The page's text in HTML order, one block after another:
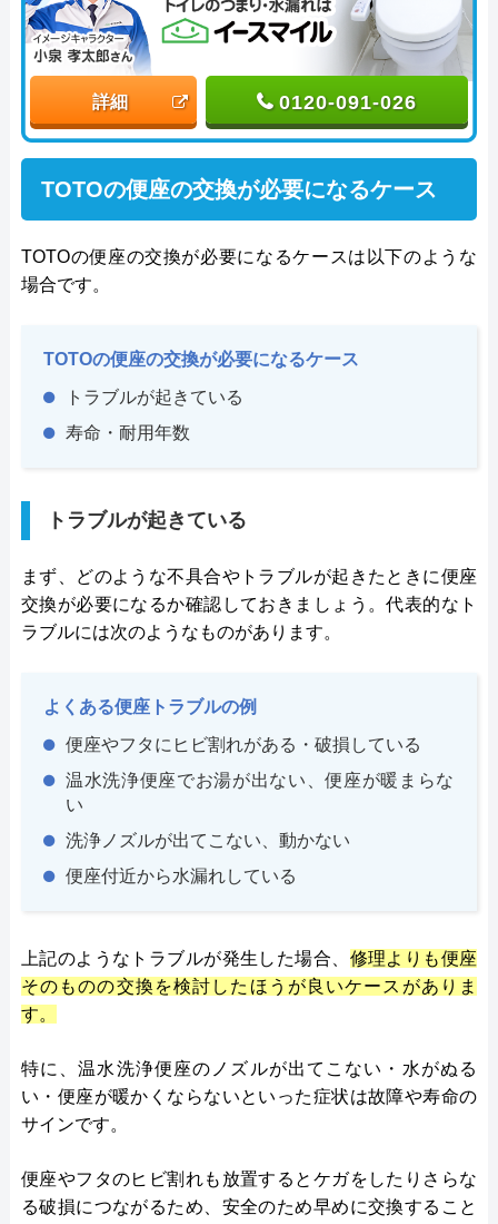
詳細 0120-091-026
TOTOの便座の交換が必要になるケース
TOTOの便座の交換が必要になるケースは以下のような
場合です。
TOTOの便座の交換が必要になるケース
トラブルが起きている
寿命・耐用年数
トラブルが起きている
まず、どのような不具合やトラブルが起きたときに便座
交換が必要になるか確認しておきましょう。代表的なト
ラブルには次のようなものがあります。
よくある便座トラブルの例
便座やフタにヒビ割れがある・破損している
温水洗浄便座でお湯が出ない、便座が暖まらな
い
洗浄ノズルが出てこない、動かない
便座付近から水漏れしている
上記のようなトラブルが発生した場合、 修理よりも便座
そのものの交換を検討したほうが良いケースがありま
す。
特に、温水洗浄便座のノズルが出てこない・水がぬる
い・便座が暖かくならないといった症状は故障や寿命の
サインです。
便座やフタのヒビ割れも放置するとケガをしたりさらな
る破損につながるため、安全のため早めに交換すること